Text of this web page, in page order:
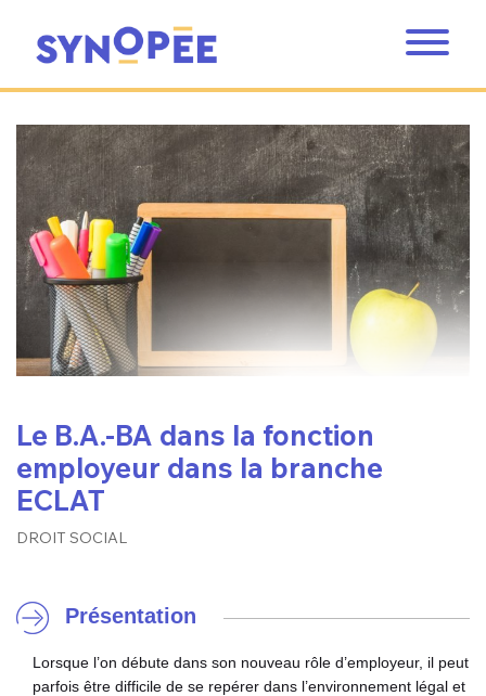
Le B.A.-BA dans la fonction
employeur dans la branche
ECLAT
DROIT SOCIAL
Présentation
Lorsque l’on débute dans son nouveau rôle d’employeur, il peut
parfois être difficile de se repérer dans l’environnement légal et